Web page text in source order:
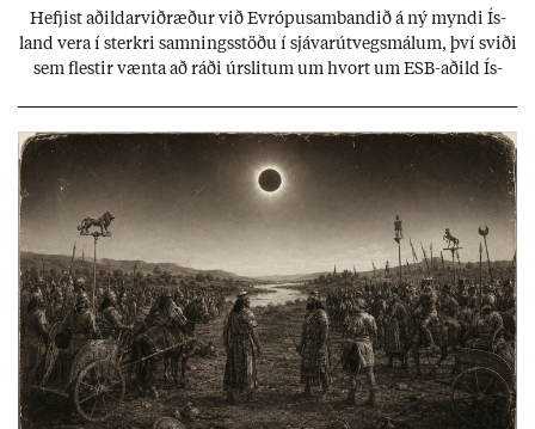
Hefj­ist að­ild­ar­við­ræð­ur við Evr­ópu­sam­band­ið á ný myndi Ís­
land vera í sterkri samn­ings­stöðu í sjáv­ar­út­vegs­mál­um, því sviði
sem flest­ir vænta að ráði úr­slit­um um hvort um ESB-að­ild Ís­
kerfi, en sveigj­an­leiki til lausna er um­tals­verð­ur.